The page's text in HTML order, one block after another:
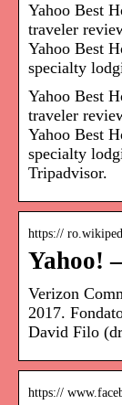
Yahoo Best
traveler
Yahoo Best
specialty
Yahoo Best
traveler
Yahoo Best
specialty
Tripadvisor.
https://
Yahoo!
Verizon
2017.
David Filo
https://